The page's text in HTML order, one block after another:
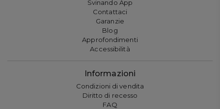
Svinando App
Contattaci
Garanzie
Blog
Approfondimenti
Accessibilità
Informazioni
Condizioni di vendita
Diritto di recesso
FAQ